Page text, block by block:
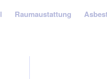
Raumaustattung